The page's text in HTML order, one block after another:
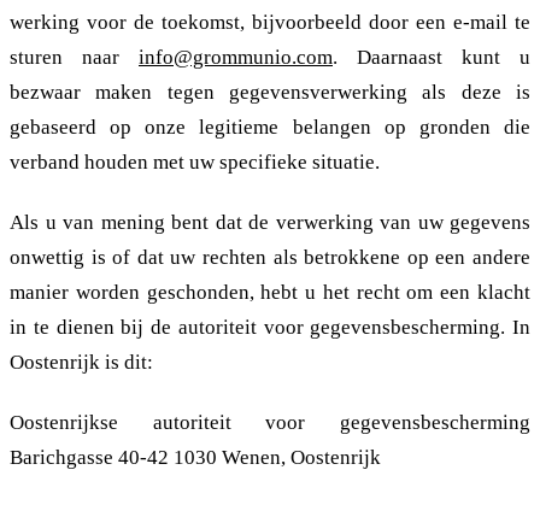
werking voor de toekomst, bijvoorbeeld door een e-mail te
sturen naar info@grommunio.com. Daarnaast kunt u
bezwaar maken tegen gegevensverwerking als deze is
gebaseerd op onze legitieme belangen op gronden die
verband houden met uw specifieke situatie.
Als u van mening bent dat de verwerking van uw gegevens
onwettig is of dat uw rechten als betrokkene op een andere
manier worden geschonden, hebt u het recht om een klacht
in te dienen bij de autoriteit voor gegevensbescherming. In
Oostenrijk is dit:
Oostenrijkse autoriteit voor gegevensbescherming
Barichgasse 40-42 1030 Wenen, Oostenrijk